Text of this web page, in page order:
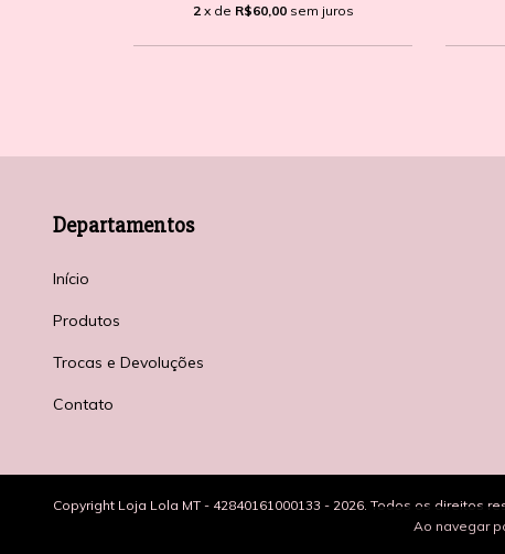
Ao navegar
2 x de R$60,00 sem juros
Departamentos
Início
Produtos
Trocas e Devoluções
Contato
Copyright Loja Lola MT - 42840161000133 - 2026. Todos os direitos